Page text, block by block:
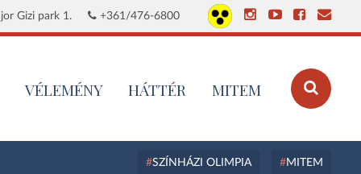
Gizi park 1. +361/476-6800
VÉLEMÉNY HÁTTÉR MITEM
SZÍNHÁZI OLIMPIA MITEM